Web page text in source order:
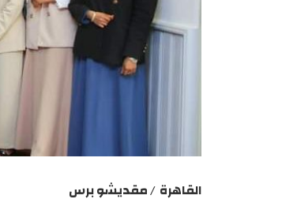
القاهرة / مقديشو برس